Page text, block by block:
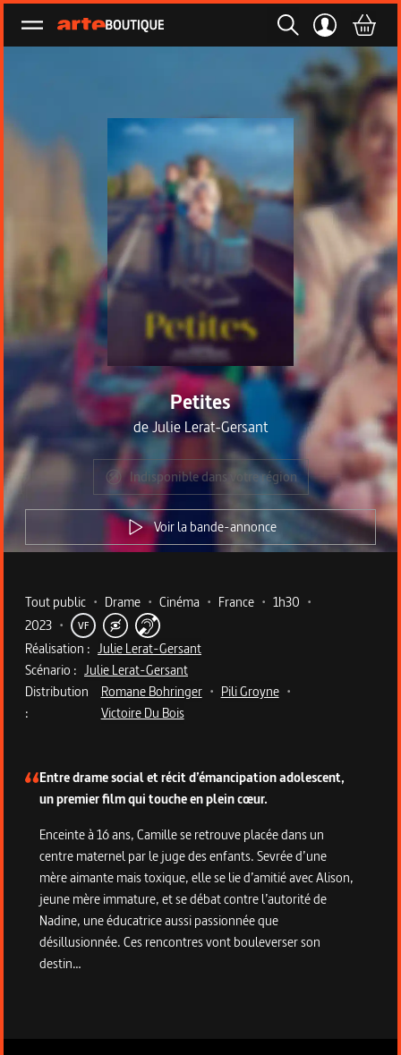
Ouvrir le menu
Petites
deJulie Lerat-Gersant
Indisponible dans votre région
Voir la bande-annonce
Metadata du programme
Tout public • Drame • Cinéma • France • 1h30 •
2023 • VF
Réalisation : Julie Lerat-Gersant
Scénario : Julie Lerat-Gersant
Distribution
:
Romane Bohringer • Pili Groyne •
Victoire Du Bois
Entre drame social et récit d’émancipation adolescent,
un premier film qui touche en plein cœur.
Enceinte à 16 ans, Camille se retrouve placée dans un
centre maternel par le juge des enfants. Sevrée d’une
mère aimante mais toxique, elle se lie d’amitié avec Alison,
jeune mère immature, et se débat contre l’autorité de
Nadine, une éducatrice aussi passionnée que
désillusionnée. Ces rencontres vont bouleverser son
destin…